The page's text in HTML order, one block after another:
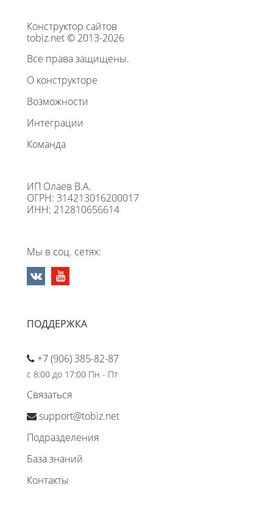
Конструктор сайтов
tobiz.net © 2013-2026
Все права защищены.
О конструкторе
Возможности
Интеграции
Команда
ИП Олаев В.А.
ОГРН: 314213016200017
ИНН: 212810656614
Мы в соц. сетях:
ПОДДЕРЖКА
+7 (906) 385-82-87
с 8:00 до 17:00 Пн - Пт
Связаться
support@tobiz.net
Подразделения
База знаний
Контакты